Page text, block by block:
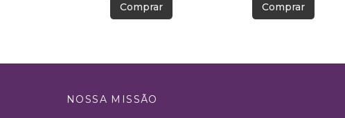
Comprar
Comprar
NOSSA MISSÃO